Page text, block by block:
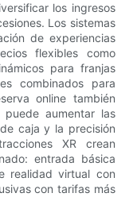
los ingresos
Los sistemas
de experiencias
flexibles como
para franjas
combinados para
online también
aumentar las
caja y la precisión
XR crean
entrada básica
realidad virtual con
con tarifas más